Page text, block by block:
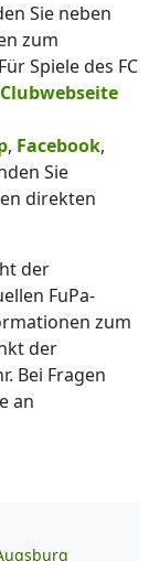
Sie neben
zum
Spiele des FC
Clubwebseite
, Facebook,
Sie
direkten
der
FuPa-
zum
der
Bei Fragen
an